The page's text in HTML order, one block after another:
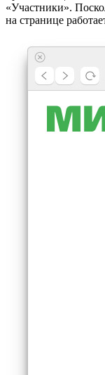
«Участники».
на странице